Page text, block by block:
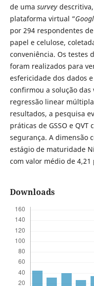
de uma survey
plataforma virtual “
por 294 respondentes
papel e celulose,
conveniência. Os testes
foram realizados para
esfericidade dos dados
confirmou a solução
regressão linear
resultados, a pesquisa
práticas de GSSO e
segurança. A dimensão
estágio de maturidade
com valor médio de 4,21
Downloads